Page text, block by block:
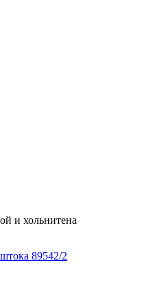
и хольнитена
89542/2